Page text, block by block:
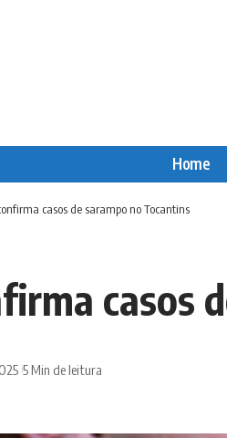
Home
casos de sarampo no Tocantins
casos
5 Min de leitura